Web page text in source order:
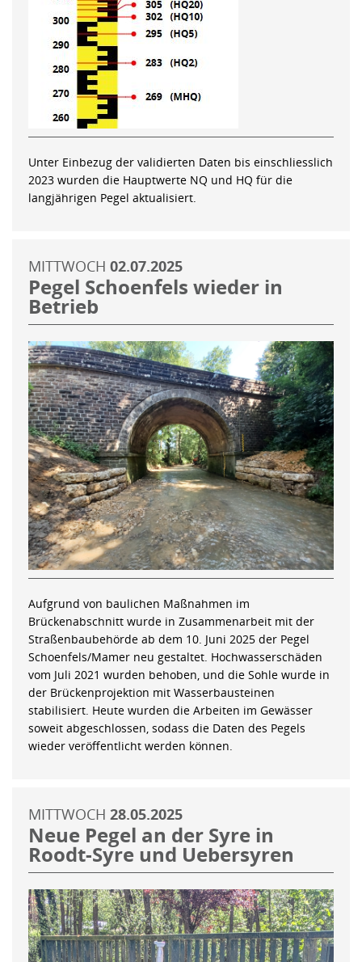
Unter Einbezug der validierten Daten bis einschliesslich
2023 wurden die Hauptwerte NQ und HQ für die
langjährigen Pegel aktualisiert.
MITTWOCH 02.07.2025
Pegel Schoenfels wieder in
Betrieb
Aufgrund von baulichen Maßnahmen im
Brückenabschnitt wurde in Zusammenarbeit mit der
Straßenbaubehörde ab dem 10. Juni 2025 der Pegel
Schoenfels/Mamer neu gestaltet. Hochwasserschäden
vom Juli 2021 wurden behoben, und die Sohle wurde in
der Brückenprojektion mit Wasserbausteinen
stabilisiert. Heute wurden die Arbeiten im Gewässer
soweit abgeschlossen, sodass die Daten des Pegels
wieder veröffentlicht werden können.
MITTWOCH 28.05.2025
Neue Pegel an der Syre in
Roodt-Syre und Uebersyren